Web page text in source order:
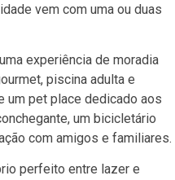
vem com uma ou duas
experiência de moradia
piscina adulta e
um pet place dedicado aos
um bicicletário
com amigos e familiares.
perfeito entre lazer e